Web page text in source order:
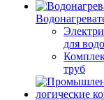
для
труб